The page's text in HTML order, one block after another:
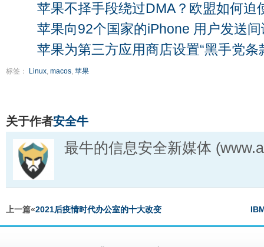
苹果不择手段绕过DMA？欧盟如何迫
苹果向92个国家的iPhone 用户发送
苹果为第三方应用商店设置“黑手党条
标签： Linux, macos, 苹果
关于作者安全牛
最牛的信息安全新媒体
上一篇«2021后疫情时代办公室的十大改变